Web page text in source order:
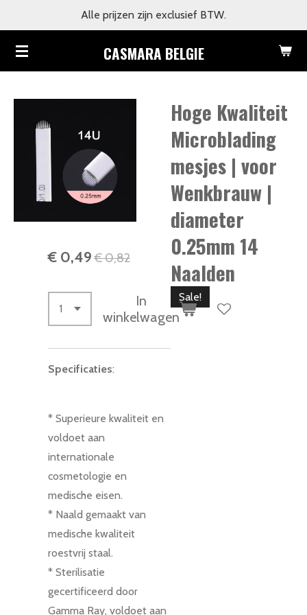
naar
de
CASMARA BELGIE
Alle prijzen zijn exclusief BTW.
Hoge Kwaliteit
Microblading
mesjes | voor
Wenkbrauw |
diameter
0.25mm 14
Naalden
Sale!
€ 0,49 € 0,82
In
winkelwagen
Specificaties:
* Superieure kwaliteit en
voldoet aan
internationale
cosmetologie en
medische eisen.
* Naald gemaakt van
medische kwaliteit
roestvrij staal.
* Sterilisatie
gecertificeerd door
Gamma Ray, voldoet aan